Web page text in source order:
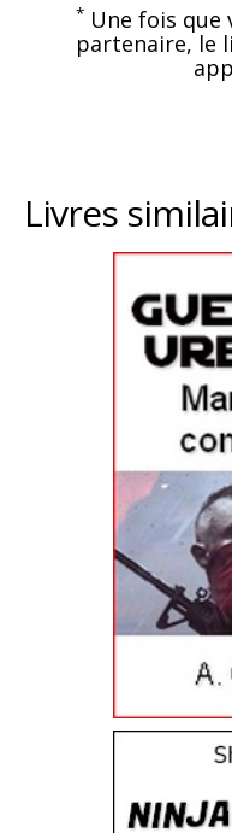
*Une fois que
partenaire, le
Livres